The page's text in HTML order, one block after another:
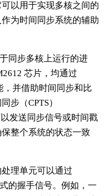
以用于实现多核之间的
为时间同步系统的辅助
同步多核上运行的进
芯片，均通过
并借助时间同步和比
步（CPTS）
发送同步信号或时间戳
整个系统的状态一致
理单元可以通过
的握手信号。例如，一